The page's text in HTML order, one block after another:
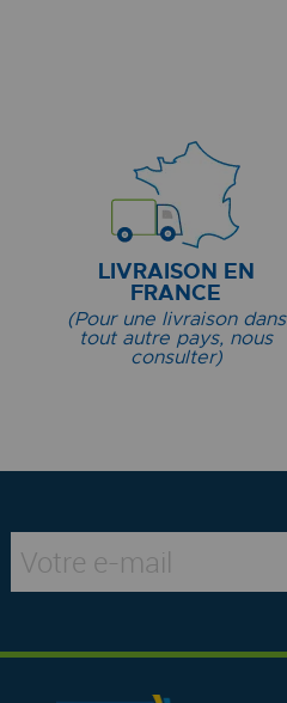
LIVRAISON EN
FRANCE
(Pour une livraison dans
tout autre pays, nous
consulter)